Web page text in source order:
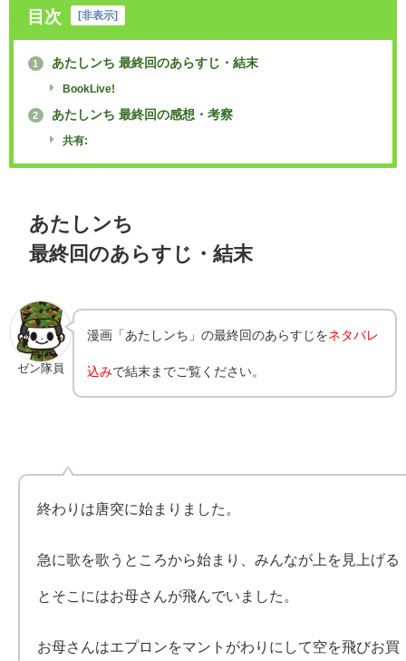
目次 [非表示]
1 あたしンち 最終回のあらすじ・結末
BookLive!
2 あたしンち 最終回の感想・考察
共有:
あたしンち
最終回のあらすじ・結末
ゼン隊員
漫画「あたしンち」の最終回のあらすじをネタバレ
込みで結末までご覧ください。
終わりは唐突に始まりました。
急に歌を歌うところから始まり、みんなが上を見上げる
とそこにはお母さんが飛んでいました。
お母さんはエプロンをマントがわりにして空を飛びお買